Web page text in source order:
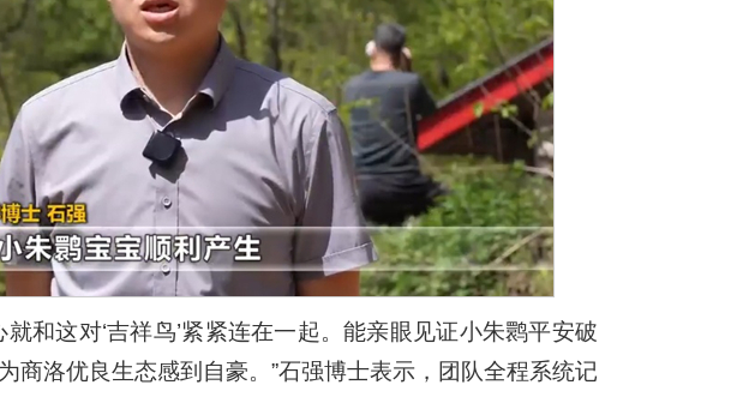
和这对‘吉祥鸟’紧紧连在一起。能亲眼见证小朱鹮平安破
商洛优良生态感到自豪。”石强博士表示，团队全程系统记